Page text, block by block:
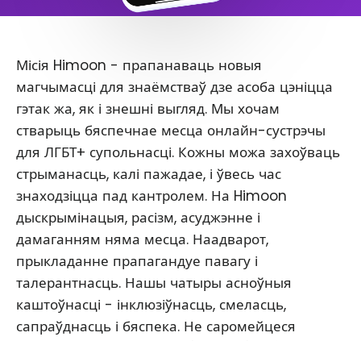
Місія Himoon - прапанаваць новыя
магчымасці для знаёмстваў дзе асоба цэніцца
гэтак жа, як і знешні выгляд. Мы хочам
стварыць бяспечнае месца онлайн-сустрэчы
для ЛГБТ+ супольнасці. Кожны можа захоўваць
стрыманасць, калі пажадае, і ўвесь час
знаходзіцца пад кантролем. На Himoon
дыскрымінацыя, расізм, асуджэнне і
дамаганням няма месца. Наадварот,
прыкладанне прапагандуе павагу і
талерантнасць. Нашы чатыры асноўныя
каштоўнасці - інклюзіўнасць, смеласць,
сапраўднасць і бяспека. Не саромейцеся